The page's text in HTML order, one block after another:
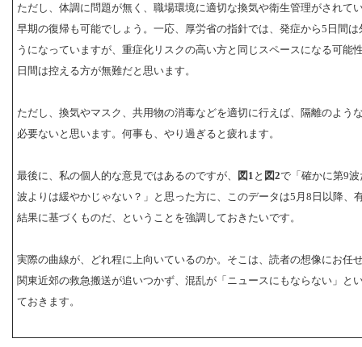
ただし、体調に問題が無く、職場環境に適切な換気や衛生管理がされて
早期の復帰も可能でしょう。一応、厚労省の指針では、発症から5日間
うになっていますが、重症化リスクの高い方と同じスペースになる可能
日間は控える方が無難だと思います。
ただし、換気やマスク、共用物の消毒などを適切に行えば、隔離のよう
必要ないと思います。何事も、やり過ぎると疲れます。
最後に、私の個人的な意見ではあるのですが、 図1 と 図2で「確かに第9
波よりは緩やかじゃない？」と思った方に、このデータは5月8日以降、
結果に基づくものだ、ということを強調しておきたいです。
実際の曲線が、どれ程に上向いているのか。そこは、読者の想像にお任
関東近郊の救急搬送が追いつかず、混乱が「ニュースにもならない」と
ておきます。